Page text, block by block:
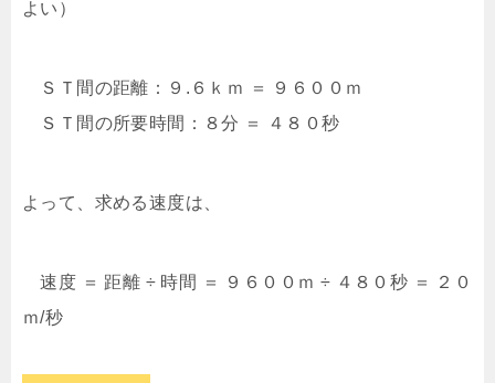
よい）
ＳＴ間の距離：９.６ｋｍ ＝ ９６００ｍ
ＳＴ間の所要時間：８分 ＝ ４８０秒
よって、求める速度は、
速度 ＝ 距離 ÷ 時間 ＝ ９６００ｍ ÷ ４８０秒 ＝ ２０
ｍ/秒